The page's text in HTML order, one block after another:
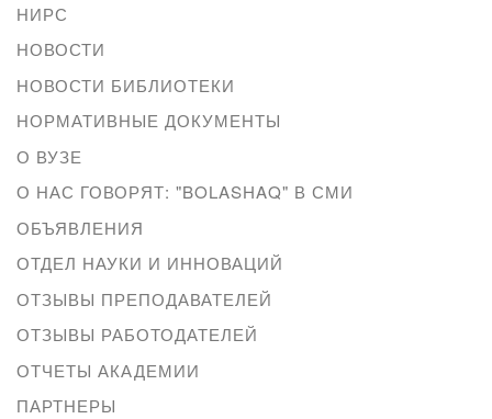
НИРС
НОВОСТИ
НОВОСТИ БИБЛИОТЕКИ
НОРМАТИВНЫЕ ДОКУМЕНТЫ
О ВУЗЕ
О НАС ГОВОРЯТ: "BOLASHAQ" В СМИ
ОБЪЯВЛЕНИЯ
ОТДЕЛ НАУКИ И ИННОВАЦИЙ
ОТЗЫВЫ ПРЕПОДАВАТЕЛЕЙ
ОТЗЫВЫ РАБОТОДАТЕЛЕЙ
ОТЧЕТЫ АКАДЕМИИ
ПАРТНЕРЫ